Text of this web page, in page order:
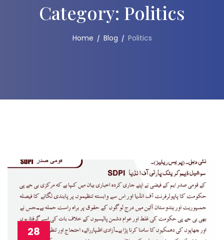
Category: Politics
Home Blog Politics
28